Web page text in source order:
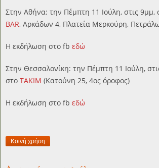
Στην Αθήνα: την Πέμπτη 11 Ιούλη, στις 9μμ,
BAR, Αρκάδων 4, Πλατεία Μερκούρη,
Η εκδήλωση στο fb εδώ
Στην Θεσσαλονίκη: την Πέμπτη 11 Ιούλη,
στο TAKIM (Κατούνη 25, 4ος όροφος)
Η εκδήλωση στο fb εδώ
Κοινή χρήση